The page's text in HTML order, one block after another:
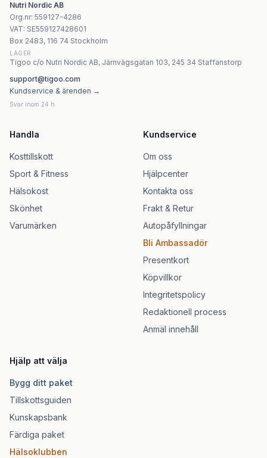
CaliVita MagneZi B6 - 90 tabletter
Life Extension Strontium Caps 750mg - 90 vegetariska
Nutriversum Shilajit 500 mg - 60 kapslar
Nutri Nordic AB
Org.nr: 559127-4286
VAT: SE559127428601
Box 2483, 116 74 Stockholm
LAGER
Tigoo c/o Nutri Nordic AB, Järnvägsgatan 103, 245 34 Staffanstorp
support@tigoo.com
Kundservice & ärenden →
Svar inom 24 h
Handla
Kosttillskott
Sport & Fitness
Hälsokost
Skönhet
Varumärken
Kundservice
Om oss
Hjälpcenter
Kontakta oss
Frakt & Retur
Autopåfyllningar
Bli Ambassadör
Presentkort
Köpvillkor
Integritetspolicy
Redaktionell process
Anmäl innehåll
Hjälp att välja
Bygg ditt paket
Tillskottsguiden
Kunskapsbank
Färdiga paket
Hälsoklubben